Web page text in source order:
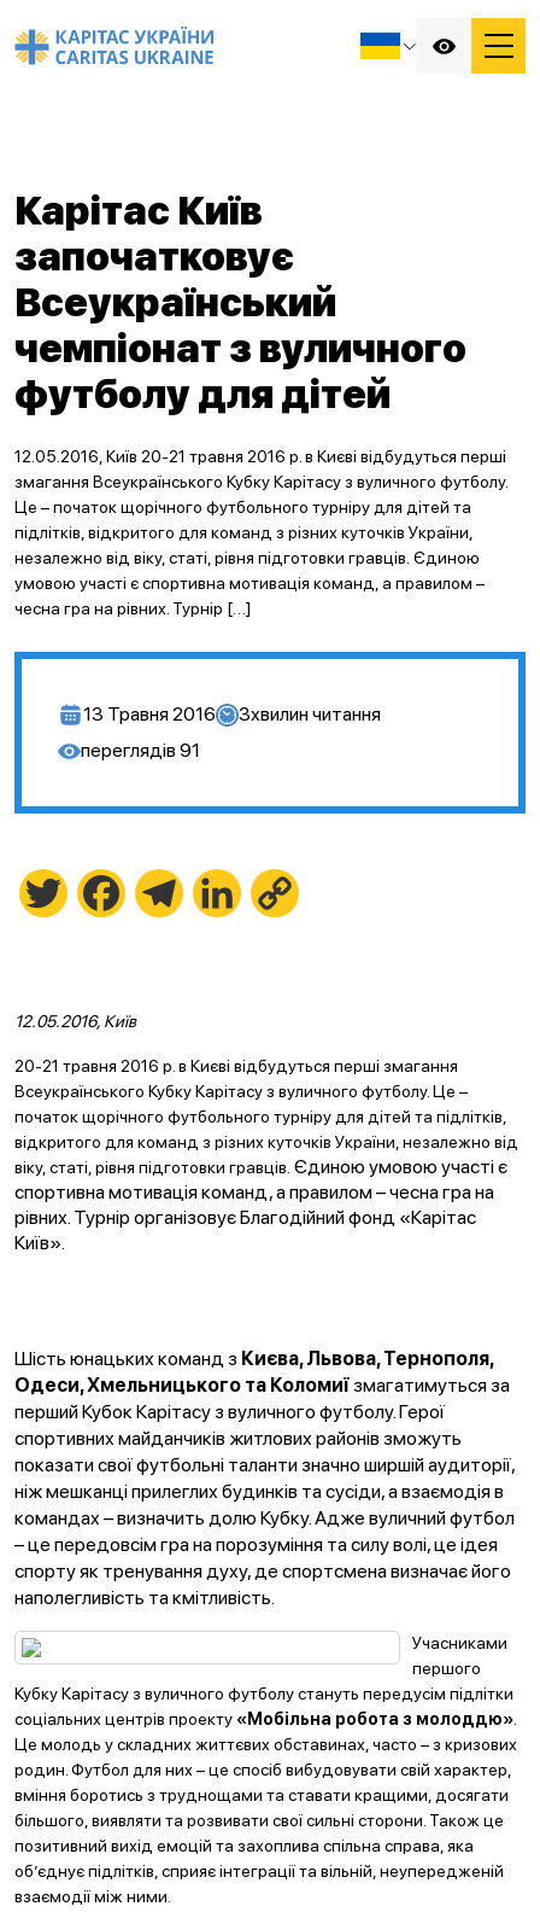
Карітас Київ
започатковує
Всеукраїнський
чемпіонат з вуличного
футболу для дітей
12.05.2016, Київ 20-21 травня 2016 р. в Києві відбудуться перші
змагання Всеукраїнського Кубку Карітасу з вуличного футболу.
Це – початок щорічного футбольного турніру для дітей та
підлітків, відкритого для команд з різних куточків України,
незалежно від віку, статі, рівня підготовки гравців. Єдиною
умовою участі є спортивна мотивація команд, а правилом –
чесна гра на рівних. Турнір […]
13 Травня 2016 3хвилин читання
переглядів 91
Twitter FacebookTelegramLinkedIn
12.05.2016, Київ
20-21 травня 2016 р. в Києві відбудуться перші змагання
Всеукраїнського Кубку Карітасу з вуличного футболу. Це –
початок щорічного футбольного турніру для дітей та підлітків,
відкритого для команд з різних куточків України, незалежно від
віку, статі, рівня підготовки гравців. Єдиною умовою участі є
спортивна мотивація команд, а правилом – чесна гра на
рівних. Турнір організовує Благодійний фонд «Карітас
Київ».
Шість юнацьких команд з Києва, Львова, Тернополя,
Одеси, Хмельницького та Коломиї змагатимуться за
перший Кубок Карітасу з вуличного футболу. Герої
спортивних майданчиків житлових районів зможуть
показати свої футбольні таланти значно ширшій аудиторії,
ніж мешканці прилеглих будинків та сусіди, а взаємодія в
командах – визначить долю Кубку. Адже вуличний футбол
– це передовсім гра на порозуміння та силу волі, це ідея
спорту як тренування духу, де спортсмена визначає його
наполегливість та кмітливість.
Учасниками
першого
Кубку Карітасу з вуличного футболу стануть передусім підлітки
соціальних центрів проекту «Мобільна робота з молоддю»
Це молодь у складних життєвих обставинах, часто – з кризових
родин. Футбол для них – це спосіб вибудовувати свій характер,
вміння боротись з труднощами та ставати кращими, досягати
більшого, виявляти та розвивати свої сильні сторони. Також це
позитивний вихід емоцій та захоплива спільна справа, яка
об’єднує підлітків, сприяє інтеграції та вільній, неупередженій
взаємодії між ними.